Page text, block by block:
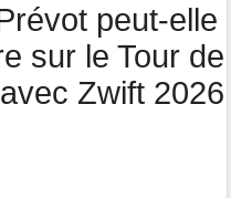
peut-elle
sur le Tour de
Zwift 2026